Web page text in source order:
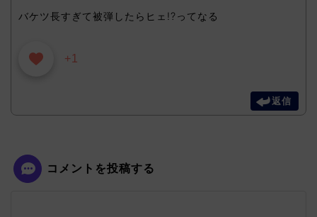
バケツ長すぎて被弾したらヒェ!?ってなる
+1
返信
コメントを投稿する